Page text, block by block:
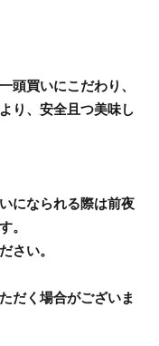
頭買いにこだわり、
り、安全且つ美味し
になられる際は前夜
。
さい。
だく場合がございま